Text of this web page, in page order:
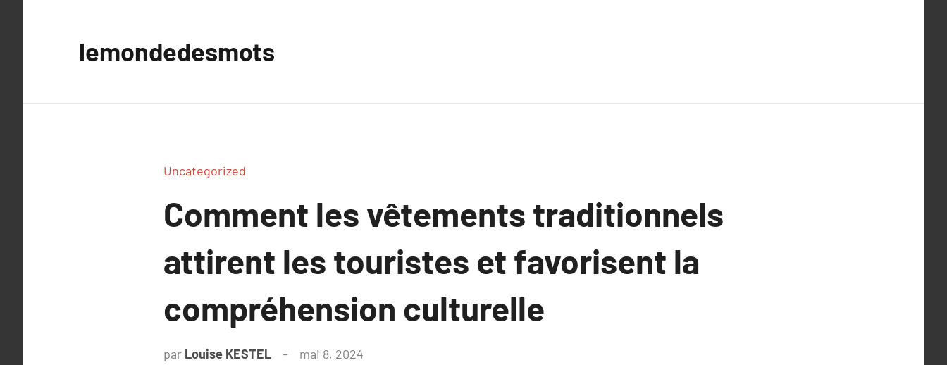
lemondedesmots
Uncategorized
Comment les vêtements traditionnels
attirent les touristes et favorisent la
compréhension culturelle
par Louise KESTEL mai 8, 2024